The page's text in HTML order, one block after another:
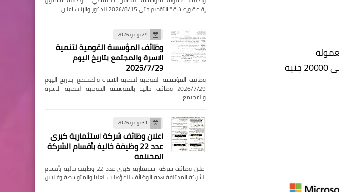
إقامة وإعاشة " التقديم حتى 2026/8/15 للذكور والإناث اعلان…
29 يوليو 2026
وظائف المؤسسة القومية لتنمية
الاسرة والمجتمع بتاريخ اليوم
2026/7/29
وظائف المؤسسة القومية لتنمية الاسرة والمجتمع بتاريخ اليوم
2026/7/29 وظائف خالية بالمؤسسة القومية لتنمية الاسرة
والمجتمع…
31 يوليو 2026
اعلان وظائف شركة استثمارية كبرى
عدد 22 وظيفة خالية بأقسام الشركة
المختلفة
اعلان وظائف شركة استثمارية كبرى عدد 22 وظيفة خالية بأقسام
الشركة المختلفة هذه الوظائف للمؤهلات العليا والمتوسطة وفنيين
…